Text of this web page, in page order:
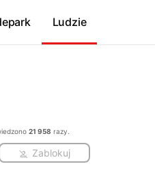
Ludzie
21 958 razy.
Zablokuj